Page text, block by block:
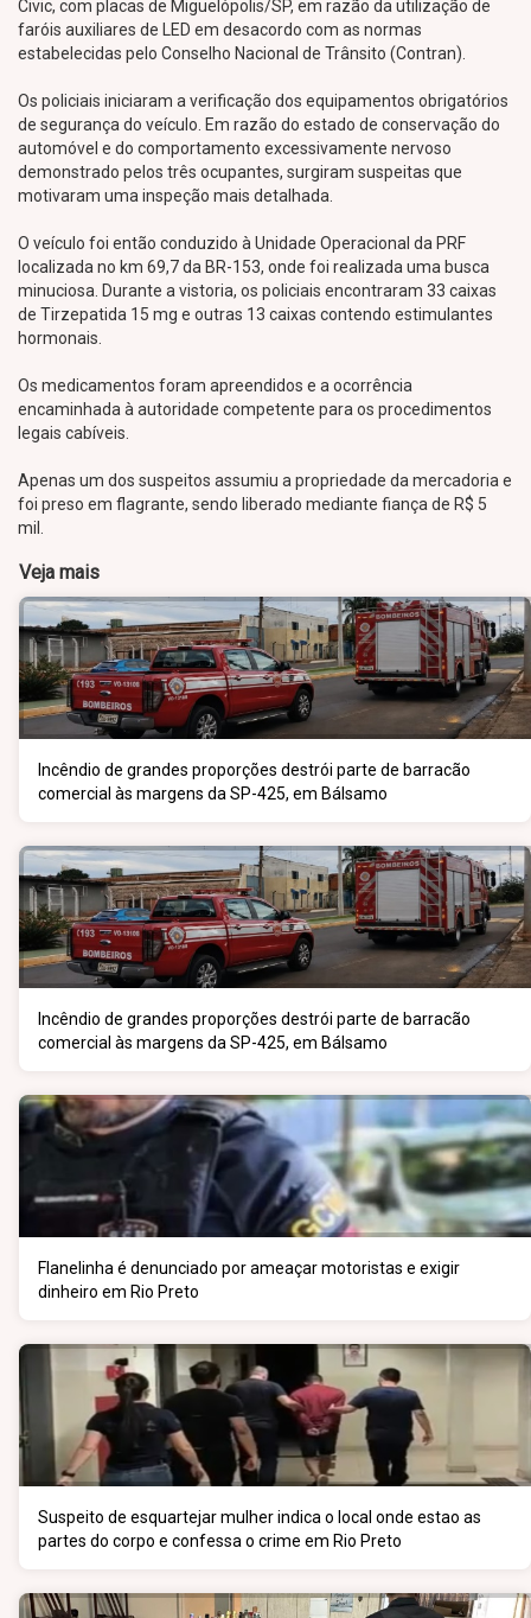
Civic, com placas de Miguelópolis/SP, em razão da utilização de
faróis auxiliares de LED em desacordo com as normas
estabelecidas pelo Conselho Nacional de Trânsito (Contran).
Os policiais iniciaram a verificação dos equipamentos obrigatórios
de segurança do veículo. Em razão do estado de conservação do
automóvel e do comportamento excessivamente nervoso
demonstrado pelos três ocupantes, surgiram suspeitas que
motivaram uma inspeção mais detalhada.
O veículo foi então conduzido à Unidade Operacional da PRF
localizada no km 69,7 da BR-153, onde foi realizada uma busca
minuciosa. Durante a vistoria, os policiais encontraram 33 caixas
de Tirzepatida 15 mg e outras 13 caixas contendo estimulantes
hormonais.
Os medicamentos foram apreendidos e a ocorrência
encaminhada à autoridade competente para os procedimentos
legais cabíveis.
Apenas um dos suspeitos assumiu a propriedade da mercadoria e
foi preso em flagrante, sendo liberado mediante fiança de R$ 5
mil.
Veja mais
Incêndio de grandes proporções destrói parte de barracão
comercial às margens da SP-425, em Bálsamo
Incêndio de grandes proporções destrói parte de barracão
comercial às margens da SP-425, em Bálsamo
Flanelinha é denunciado por ameaçar motoristas e exigir
dinheiro em Rio Preto
Suspeito de esquartejar mulher indica o local onde estao as
partes do corpo e confessa o crime em Rio Preto